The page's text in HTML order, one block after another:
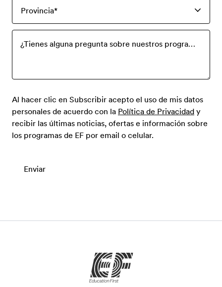
Provincia*
¿Tienes alguna pregunta sobre nuestros programas? Escríbela aquí y con gusto responderemos a tu solicitud.
Al hacer clic en Subscribir acepto el uso de mis datos
personales de acuerdo con la Política de Privacidady
recibir las últimas noticias, ofertas e información sobre
los programas de EF por email o celular.
Enviar